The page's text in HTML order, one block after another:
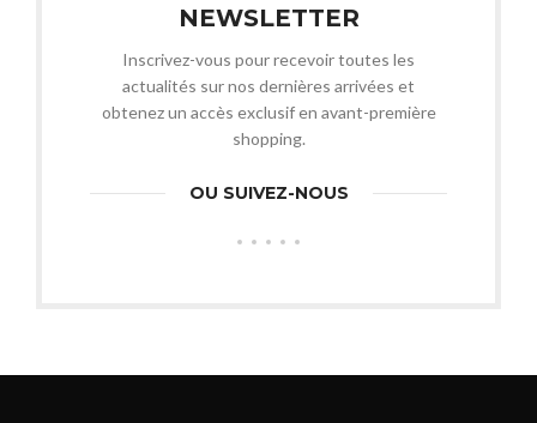
NEWSLETTER
Inscrivez-vous pour recevoir toutes les
actualités sur nos dernières arrivées et
obtenez un accès exclusif en avant-première
shopping.
OU SUIVEZ-NOUS